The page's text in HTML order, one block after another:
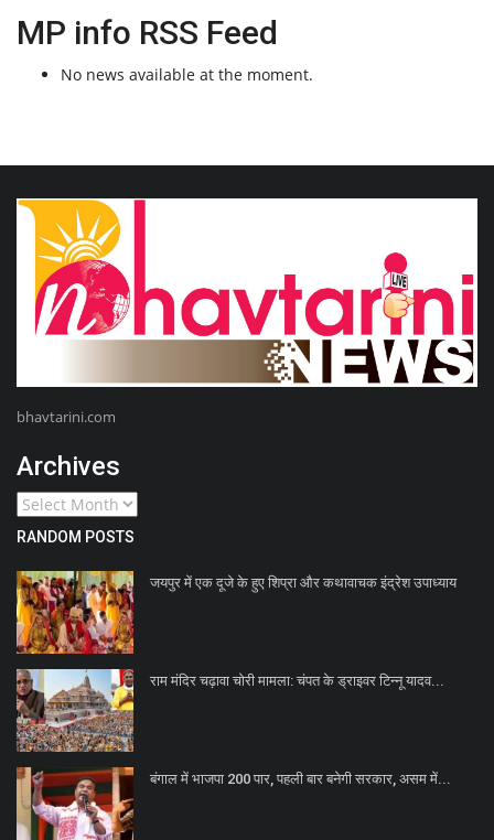
MP info RSS Feed
No news available at the moment.
bhavtarini.com
Archives
RANDOM POSTS
जयपुर में एक दूजे के हुए शिप्रा और कथावाचक इंद्रेश उपाध्याय
राम मंदिर चढ़ावा चोरी मामला: चंपत के ड्राइवर टिन्नू यादव...
बंगाल में भाजपा 200 पार, पहली बार बनेगी सरकार, असम में...